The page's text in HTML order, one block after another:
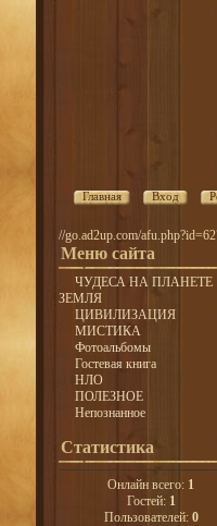
Главная Вход
//go.ad2up.com/
Меню сайта
ЧУДЕСА НА ПЛАНЕТЕ
ЗЕМЛЯ
ЦИВИЛИЗАЦИЯ
МИСТИКА
Фотоальбомы
Гостевая книга
НЛО
ПОЛЕЗНОЕ
Непознанное
Статистика
Онлайн всего: 1
Гостей: 1
Пользователей: 0